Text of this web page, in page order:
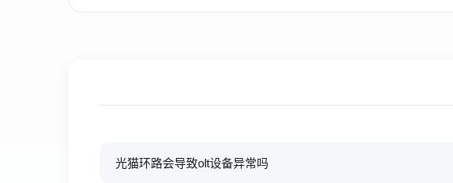
光猫环路会导致olt设备异常吗